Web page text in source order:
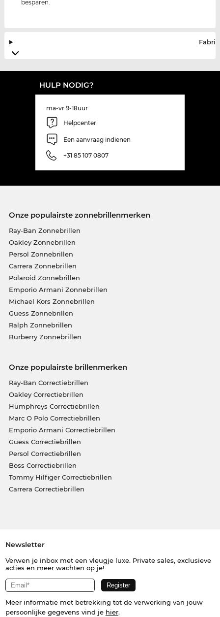
besparen.
HULP NODIG?
ma-vr 9-18uur
Helpcenter
Een aanvraag indienen
+31 85 107 0807
Onze populairste zonnebrillenmerken
Ray-Ban Zonnebrillen
Oakley Zonnebrillen
Persol Zonnebrillen
Carrera Zonnebrillen
Polaroid Zonnebrillen
Emporio Armani Zonnebrillen
Michael Kors Zonnebrillen
Guess Zonnebrillen
Ralph Zonnebrillen
Burberry Zonnebrillen
Onze populairste brillenmerken
Ray-Ban Correctiebrillen
Oakley Correctiebrillen
Humphreys Correctiebrillen
Marc O Polo Correctiebrillen
Emporio Armani Correctiebrillen
Guess Correctiebrillen
Persol Correctiebrillen
Boss Correctiebrillen
Tommy Hilfiger Correctiebrillen
Carrera Correctiebrillen
Newsletter
Verwen je inbox met een vleugje luxe. Private sales, exclusieve
acties en meer wachten op je!
Meer informatie met betrekking tot de verwerking van jouw
persoonlijke gegevens vind je hier.